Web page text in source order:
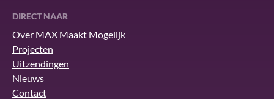
DIRECT NAAR
Over MAX Maakt Mogelijk
Projecten
Uitzendingen
Nieuws
Contact